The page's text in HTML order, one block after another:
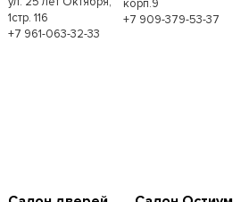
1стр. 116
+7 961-063-32-33
корп.9
+7 909-379-53-37